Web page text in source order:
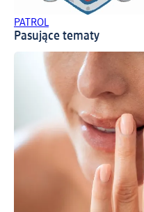
PATROL
Pasujące tematy